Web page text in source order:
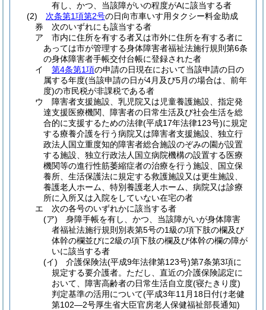
有し、かつ、当該障がいの程度がAに該当する者
(2)
次条第1項第2号の日向市車いす用タクシー料金助成
券 次のいずれにも該当する者
ア
市内に住所を有する者又は市外に住所を有する者に
あっては市が管理する身体障害者福祉法施行規則第6条
の身体障害者手帳交付台帳に登録された者
イ
第4条第1項の申請の日現在において当該申請の日の
属する年度(当該申請の日が4月及び5月の場合は、前年
度)の市民税が非課税である者
ウ
障害者支援施設、乳児院又は児童養護施設、指定発
達支援医療機関、障害者の日常生活及び社会生活を総
合的に支援するための法律(平成17年法律123号)に規定
する療養介護を行う病院又は障害者支援施設、独立行
政法人国立重度知的障害者総合施設のぞみの園が設置
する施設、独立行政法人国立病院機構の設置する医療
機関等の進行性筋萎縮症者の治療を行う施設、国立保
養所、生活保護法に規定する救護施設又は更生施設、
養護老人ホーム、特別養護老人ホーム、病院又は診療
所に入所又は入院をしていない在宅の者
エ
次の各号のいずれかに該当する者
(ア)
身障手帳を有し、かつ、当該障がいが身体障害
者福祉法施行規則別表第5号の1級の項下肢の欄及び
体幹の欄並びに2級の項下肢の欄及び体幹の欄の障が
いに該当する者
(イ)
介護保険法(平成9年法律第123号)第7条第3項に
規定する要介護者。 ただし、直近の介護保険認定に
おいて、障害高齢者の日常生活自立度(寝たきり度)
判定基準の活用について(平成3年11月18日付け老健
第102―2号厚生省大臣官房老人保健福祉部長通知)